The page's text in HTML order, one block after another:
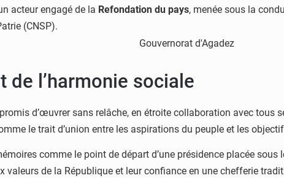
acteur engagé de la Refondation du pays, menée sous la
(CNSP).
de l’harmonie sociale
d’œuvrer sans relâche, en étroite collaboration avec
le trait d’union entre les aspirations du peuple et les
comme le point de départ d’une présidence placée
de la République et leur confiance en une chefferie